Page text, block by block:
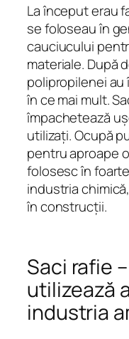
La început erau
se foloseau în
cauciucului
materiale. După
polipropilenei
în ce mai mult.
împachetează
utilizaţi. Ocupă
pentru aproape
folosesc în
industria
în construcţii.
Saci rafie
utilizează
industria